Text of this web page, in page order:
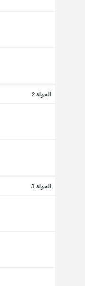
الجولة 2
الجولة 3